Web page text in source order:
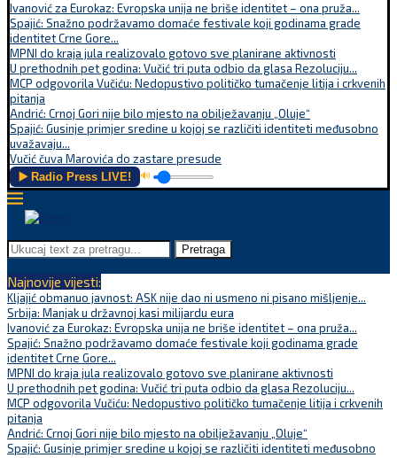
Ivanović za Eurokaz: Evropska unija ne briše identitet – ona pruža...
Spajić: Snažno podržavamo domaće festivale koji godinama grade
identitet Crne Gore...
MPNI do kraja jula realizovalo gotovo sve planirane aktivnosti
U prethodnih pet godina: Vučić tri puta odbio da glasa Rezoluciju...
MCP odgovorila Vučiću: Nedopustivo političko tumačenje litija i crkvenih
pitanja
Andrić: Crnoj Gori nije bilo mjesto na obilježavanju „Oluje“
Spajić: Gusinje primjer sredine u kojoj se različiti identiteti međusobno
uvažavaju...
Vučić čuva Marovića do zastare presude
▶️ Radio Press LIVE! 🔊
Pretraga
Najnovije vijesti:
Kljajić obmanuo javnost: ASK nije dao ni usmeno ni pisano mišljenje...
Srbija: Manjak u državnoj kasi milijardu eura
Ivanović za Eurokaz: Evropska unija ne briše identitet – ona pruža...
Spajić: Snažno podržavamo domaće festivale koji godinama grade
identitet Crne Gore...
MPNI do kraja jula realizovalo gotovo sve planirane aktivnosti
U prethodnih pet godina: Vučić tri puta odbio da glasa Rezoluciju...
MCP odgovorila Vučiću: Nedopustivo političko tumačenje litija i crkvenih
pitanja
Andrić: Crnoj Gori nije bilo mjesto na obilježavanju „Oluje“
Spajić: Gusinje primjer sredine u kojoj se različiti identiteti međusobno